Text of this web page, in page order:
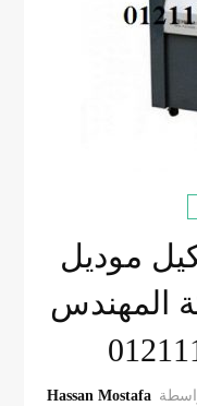
موديل
المهندس
Hassan Mostafa